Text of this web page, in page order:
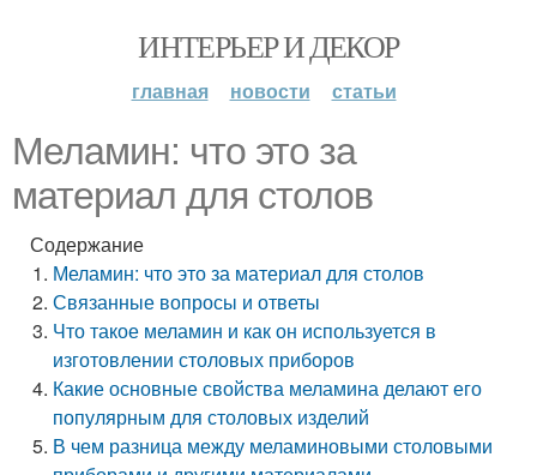
ИНТЕРЬЕР И ДЕКОР
главная новости статьи
Меламин: что это за
материал для столов
Содержание
Меламин: что это за материал для столов
Связанные вопросы и ответы
Что такое меламин и как он используется в
изготовлении столовых приборов
Какие основные свойства меламина делают его
популярным для столовых изделий
В чем разница между меламиновыми столовыми